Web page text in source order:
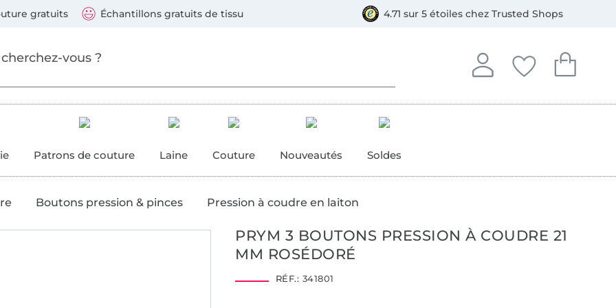
gratuits Échantillons gratuits de tissu 4.71 sur 5 étoiles chez Trusted Shops
Se connecter
Se connecter à votre
Mes favoris
Vous avez
Mon
Vous avez
Patrons de couture Laine Couture Nouveautés Soldes
Boutons pression & pinces Pression à coudre en laiton
PRYM 3 BOUTONS PRESSION À COUDRE 21
MM ROSÉDORÉ
RÉF.: 341801
suivants : Visa, Mastercard, Carte bleue, PayPal, Virement, Bancontact